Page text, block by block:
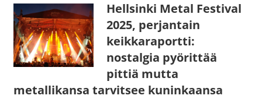
Hellsinki Metal Festival
2025, perjantain
keikkaraportti:
nostalgia pyörittää
pittiä mutta
metallikansa tarvitsee kuninkaansa